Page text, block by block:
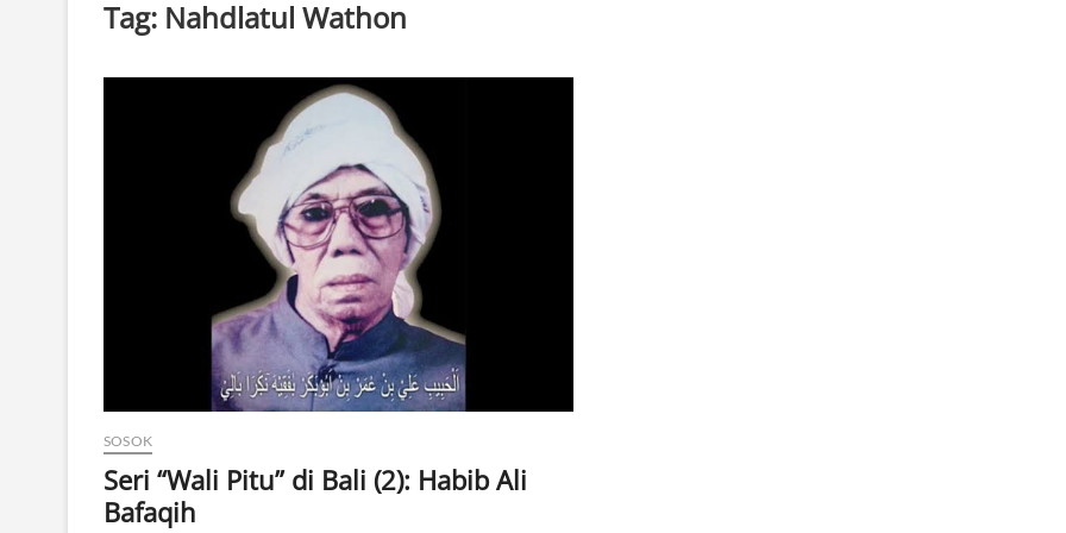
Tag: Nahdlatul Wathon
SOSOK
Seri “Wali Pitu” di Bali (2): Habib Ali
Bafaqih